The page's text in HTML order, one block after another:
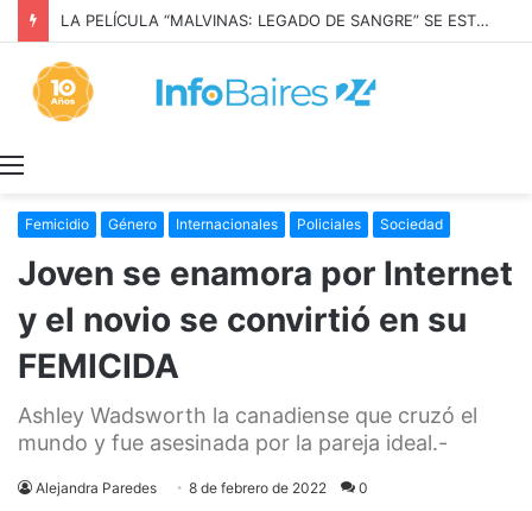
LA PELÍCULA “MALVINAS: LEGADO DE SANGRE” SE ESTRENARÁ EN PRIME VIDEO
Femicidio Género Internacionales Policiales Sociedad
Joven se enamora por Internet
y el novio se convirtió en su
FEMICIDA
Ashley Wadsworth la canadiense que cruzó el
mundo y fue asesinada por la pareja ideal.-
Alejandra Paredes 8 de febrero de 2022 0